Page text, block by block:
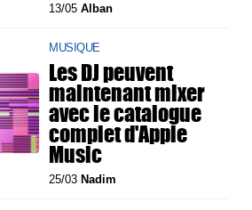
13/05Alban
MUSIQUE
Les DJ peuvent
maintenant mixer
avec le catalogue
complet d'Apple
Music
25/03 Nadim